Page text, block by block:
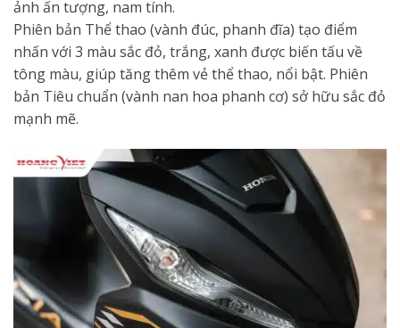
ảnh ấn tượng, nam tính.
Phiên bản Thể thao (vành đúc, phanh đĩa) tạo điểm
nhấn với 3 màu sắc đỏ, trắng, xanh được biến tấu về
tông màu, giúp tăng thêm vẻ thể thao, nổi bật. Phiên
bản Tiêu chuẩn (vành nan hoa phanh cơ) sở hữu sắc đỏ
mạnh mẽ.